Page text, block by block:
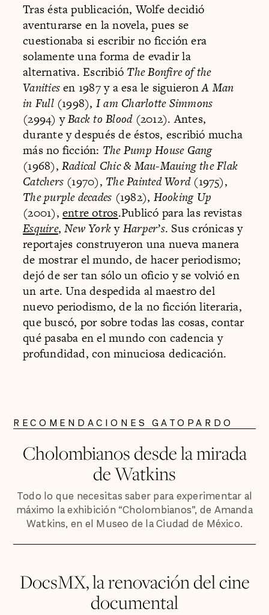
Tras ésta publicación, Wolfe decidió
aventurarse en la novela, pues se
cuestionaba si escribir no ficción era
solamente una forma de evadir la
alternativa. Escribió The Bonfire of the
Vanitiesen 1987 y a esa le siguieronA Man
in Full (1998), I am Charlotte Simmons
(2994) yBack to Blood(2012). Antes,
durante y después de éstos, escribió mucha
más no ficción: The Pump House Gang
(1968), Radical Chic & Mau-Mauing the Flak
Catchers (1970), The Painted Word(1975),
The purple decades (1982), Hooking Up
(2001), entre otros.Publicó para las revistas
Esquire,New YorkyHarper’s. Sus crónicas y
reportajes construyeron una nueva manera
de mostrar el mundo, de hacer periodismo;
dejó de ser tan sólo un oficio y se volvió en
un arte. Una despedida al maestro del
nuevo periodismo, de la no ficción literaria,
que buscó, por sobre todas las cosas, contar
qué pasaba en el mundo con cadencia y
profundidad, con minuciosa dedicación.
RECOMENDACIONES GATOPARDO
Cholombianos desde la mirada
de Watkins
Todo lo que necesitas saber para experimentar al
máximo la exhibición “Cholombianos”, de Amanda
Watkins, en el Museo de la Ciudad de México.
DocsMX, la renovación del cine
documental